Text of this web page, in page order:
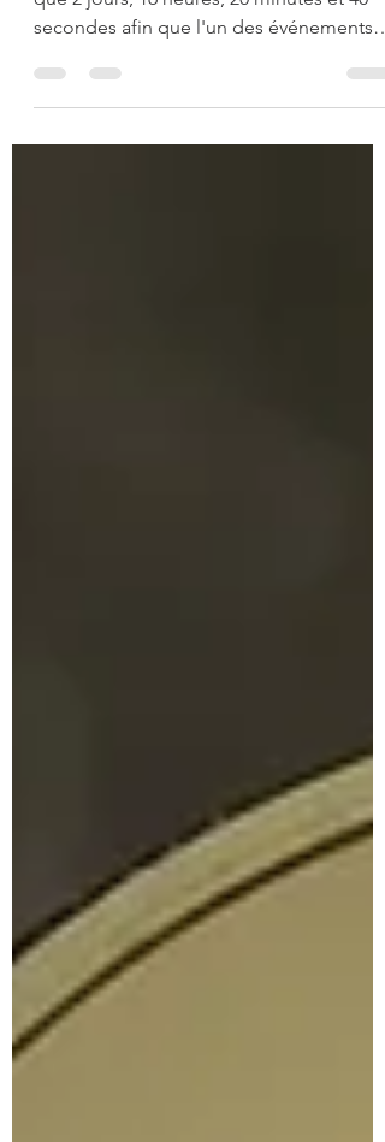
En ce moment très précis, il ne reste plus
secondes afin que l'un des événements
les plus...